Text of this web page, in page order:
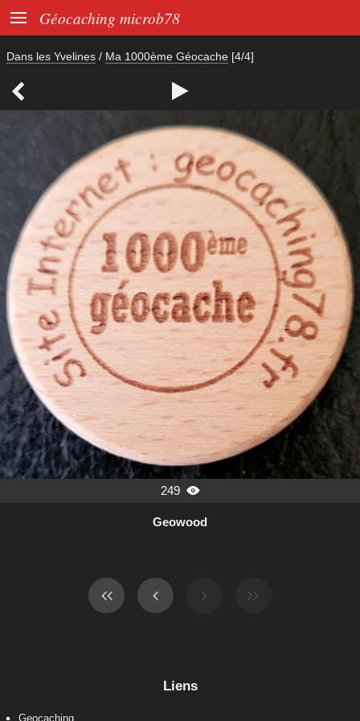
 Géocaching microb78
Dans les Yvelines / Ma 1000ème Géocache [4/4]
 
249 
Geowood
Liens
Geocaching